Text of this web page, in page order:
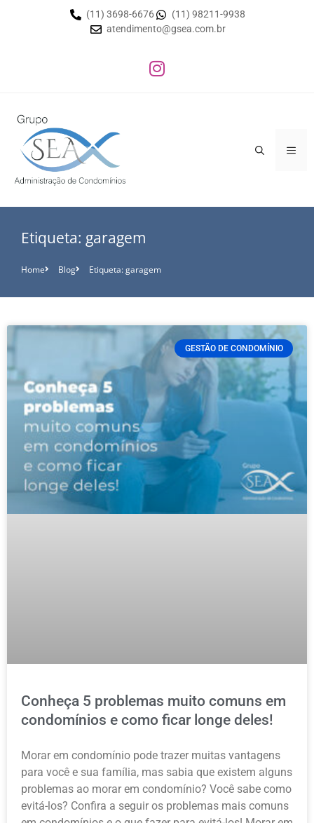
(11) 3698-6676
(11) 98211-9938
atendimento@gsea.com.br
Etiqueta: garagem
Home Blog Etiqueta: garagem
GESTÃO DE CONDOMÍNIO
Conheça 5 problemas muito comuns em
condomínios e como ficar longe deles!
Morar em condomínio pode trazer muitas vantagens
para você e sua família, mas sabia que existem alguns
problemas ao morar em condomínio? Você sabe como
evitá-los? Confira a seguir os problemas mais comuns